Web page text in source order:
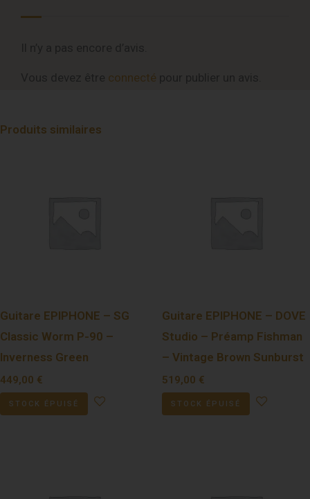
connecté
Produits similaires
Guitare EPIPHONE – SG
Classic Worm P-90 –
Inverness Green
449,00 €
STOCK ÉPUISÉ
Guitare EPIPHONE – DOVE
Studio – Préamp Fishman
– Vintage Brown Sunburst
519,00 €
STOCK ÉPUISÉ